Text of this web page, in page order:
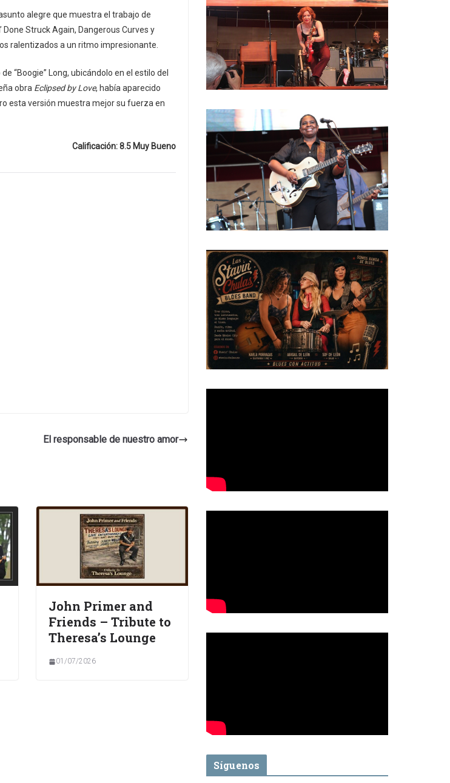
alegre que muestra el trabajo de
Struck Again, Dangerous Curves y
ralentizados a un ritmo impresionante.
“Boogie” Long, ubicándolo en el estilo del
obra Eclipsed by Love, había aparecido
esta versión muestra mejor su fuerza en
Calificación: 8.5 Muy Bueno
El responsable de nuestro amor
John Primer and
Friends – Tribute to
Theresa’s Lounge
01/07/2026
Síguenos